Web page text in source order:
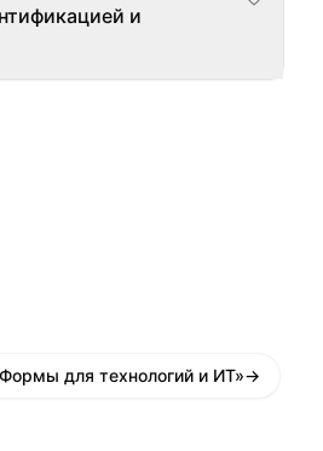
и
для технологий и ИТ»→